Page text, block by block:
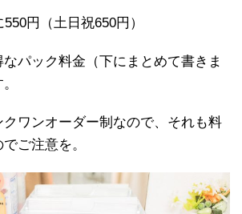
円（土日祝650円）
パック料金（下にまとめて書きま
ワンオーダー制なので、それも料
ご注意を。